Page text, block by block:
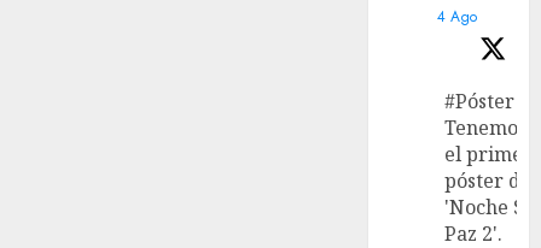
4 Ago
#Póster
Tenemos
el primer
póster de
'Noche
Paz 2'.